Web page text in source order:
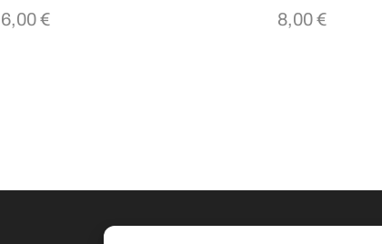
6,00€ 8,00€